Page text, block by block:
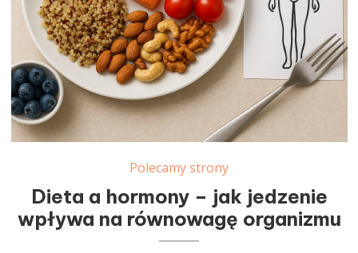
Polecamy strony
Dieta a hormony – jak jedzenie
wpływa na równowagę organizmu